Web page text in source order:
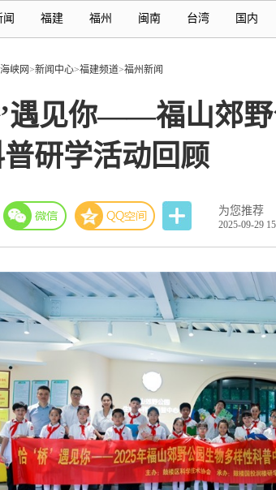
闻 福建 福州 闽南 台湾 国内
海峡网>新闻中心>福建频道>福州新闻
’遇见你——福山郊
研学活动回顾
为您推荐
2025-09-29